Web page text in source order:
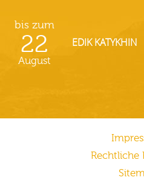
bis zum
22
August
EDIK KATYKHIN
Rechtliche